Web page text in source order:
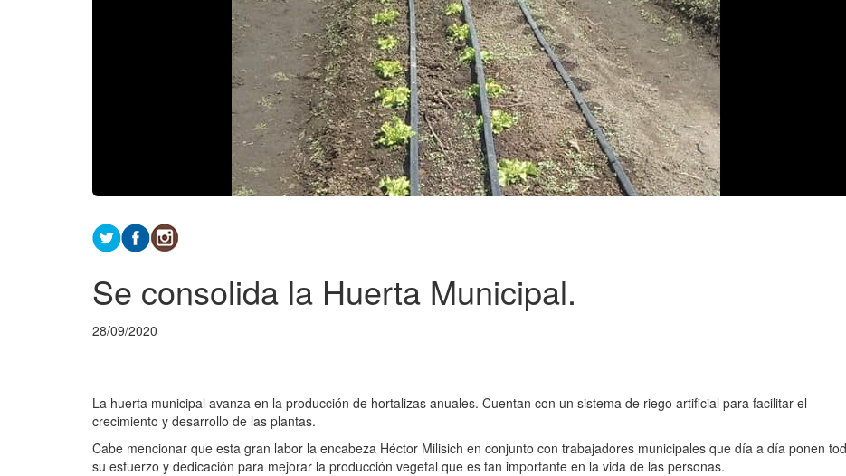
Se consolida la Huerta Municipal.
28/09/2020
La huerta municipal avanza en la producción de hortalizas anuales. Cuentan con un sistema de riego artificial para facilitar el
crecimiento y desarrollo de las plantas.
Cabe mencionar que esta gran labor la encabeza Héctor Milisich en conjunto con trabajadores municipales que día a día ponen
su esfuerzo y dedicación para mejorar la producción vegetal que es tan importante en la vida de las personas.